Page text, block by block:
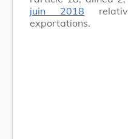
juin 2018
exportations.